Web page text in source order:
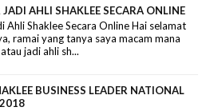
AHLI SHAKLEE SECARA ONLINE
Ahli Shaklee Secara Online Hai selamat
ramai yang tanya saya macam mana
jadi ahli sh...
BUSINESS LEADER NATIONAL
2018